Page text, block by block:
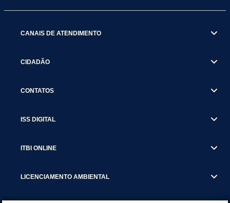
CANAIS DE ATENDIMENTO
CIDADÃO
CONTATOS
ISS DIGITAL
ITBI ONLINE
LICENCIAMENTO AMBIENTAL